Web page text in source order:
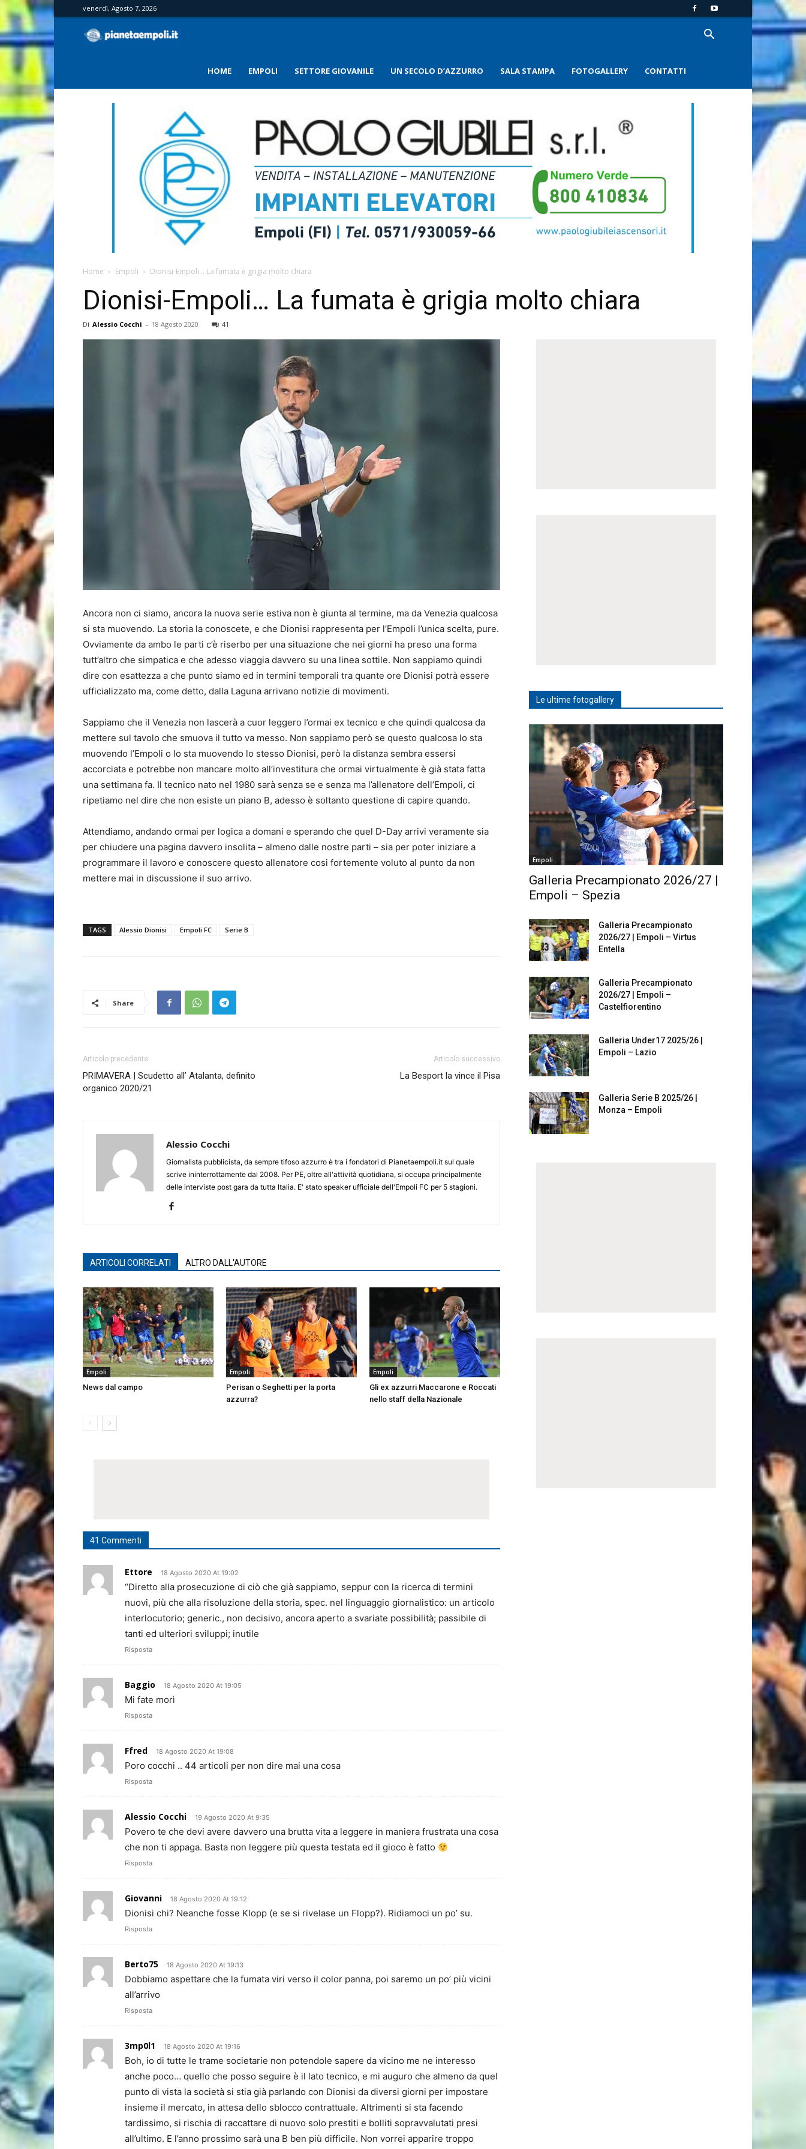
venerdì, Agosto 7, 2026
HOME EMPOLI SETTORE GIOVANILE UN SECOLO D’AZZURRO SALA STAMPA FOTOGALLERY CONTATTI
Home Empoli Dionisi-Empoli… La fumata è grigia molto chiara
Dionisi-Empoli… La fumata è grigia molto chiara
Di Alessio Cocchi - 18 Agosto 2020 41
Ancora non ci siamo, ancora la nuova serie estiva non è giunta al termine, ma da Venezia qualcosa
si sta muovendo. La storia la conoscete, e che Dionisi rappresenta per l’Empoli l’unica scelta, pure.
Ovviamente da ambo le parti c’è riserbo per una situazione che nei giorni ha preso una forma
tutt’altro che simpatica e che adesso viaggia davvero su una linea sottile. Non sappiamo quindi
dire con esattezza a che punto siamo ed in termini temporali tra quante ore Dionisi potrà essere
ufficializzato ma, come detto, dalla Laguna arrivano notizie di movimenti.
Sappiamo che il Venezia non lascerà a cuor leggero l’ormai ex tecnico e che quindi qualcosa da
mettere sul tavolo che smuova il tutto va messo. Non sappiamo però se questo qualcosa lo sta
muovendo l’Empoli o lo sta muovendo lo stesso Dionisi, però la distanza sembra essersi
accorciata e potrebbe non mancare molto all’investitura che ormai virtualmente è già stata fatta
una settimana fa. Il tecnico nato nel 1980 sarà senza se e senza ma l’allenatore dell’Empoli, ci
ripetiamo nel dire che non esiste un piano B, adesso è soltanto questione di capire quando.
Attendiamo, andando ormai per logica a domani e sperando che quel D-Day arrivi veramente sia
per chiudere una pagina davvero insolita – almeno dalle nostre parti – sia per poter iniziare a
programmare il lavoro e conoscere questo allenatore cosi fortemente voluto al punto da non
mettere mai in discussione il suo arrivo.
TAGS Alessio Dionisi Empoli FC Serie B
Share
Articolo precedente
PRIMAVERA | Scudetto all’ Atalanta, definito
organico 2020/21
Articolo successivo
La Besport la vince il Pisa
Alessio Cocchi
Giornalista pubblicista, da sempre tifoso azzurro è tra i fondatori di Pianetaempoli.it sul quale
scrive ininterrottamente dal 2008. Per PE, oltre all'attività quotidiana, si occupa principalmente
delle interviste post gara da tutta Italia. E' stato speaker ufficiale dell'Empoli FC per 5 stagioni.
ARTICOLI CORRELATI ALTRO DALL'AUTORE
Empoli
News dal campo
Empoli
Perisan o Seghetti per la porta
azzurra?
Empoli
Gli ex azzurri Maccarone e Roccati
nello staff della Nazionale
41 Commenti
Ettore 18 Agosto 2020 At 19:02
“Diretto alla prosecuzione di ciò che già sappiamo, seppur con la ricerca di termini
nuovi, più che alla risoluzione della storia, spec. nel linguaggio giornalistico: un articolo
interlocutorio; generic., non decisivo, ancora aperto a svariate possibilità; passibile di
tanti ed ulteriori sviluppi; inutile
Risposta
Baggio 18 Agosto 2020 At 19:05
Mi fate morì
Risposta
Ffred 18 Agosto 2020 At 19:08
Poro cocchi .. 44 articoli per non dire mai una cosa
Risposta
Alessio Cocchi 19 Agosto 2020 At 9:35
Povero te che devi avere davvero una brutta vita a leggere in maniera frustrata una cosa
che non ti appaga. Basta non leggere più questa testata ed il gioco è fatto
Risposta
Giovanni 18 Agosto 2020 At 19:12
Dionisi chi? Neanche fosse Klopp (e se si rivelase un Flopp?). Ridiamoci un po’ su.
Risposta
Berto75 18 Agosto 2020 At 19:13
Dobbiamo aspettare che la fumata viri verso il color panna, poi saremo un po’ più vicini
all’arrivo
Risposta
3mp0l1 18 Agosto 2020 At 19:16
Boh, io di tutte le trame societarie non potendole sapere da vicino me ne interesso
anche poco… quello che posso seguire è il lato tecnico, e mi auguro che almeno da quel
punto di vista la società si stia già parlando con Dionisi da diversi giorni per impostare
insieme il mercato, in attesa dello sblocco contrattuale. Altrimenti si sta facendo
tardissimo, si rischia di raccattare di nuovo solo prestiti e bolliti sopravvalutati presi
all’ultimo. E l’anno prossimo sarà una B ben più difficile. Non vorrei apparire troppo
Le ultime fotogallery
Empoli
Galleria Precampionato 2026/27 |
Empoli – Spezia
Galleria Precampionato
2026/27 | Empoli – Virtus
Entella
Galleria Precampionato
2026/27 | Empoli –
Castelfiorentino
Galleria Under17 2025/26 |
Empoli – Lazio
Galleria Serie B 2025/26 |
Monza – Empoli